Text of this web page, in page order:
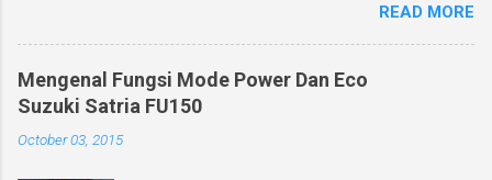
Diagram Kelistrikan Yamaha Vixion berikut.
READ MORE
Mengenal Fungsi Mode Power Dan Eco
Suzuki Satria FU150
October 03, 2015